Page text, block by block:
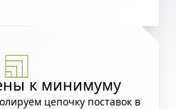
к минимуму
цепочку поставок в